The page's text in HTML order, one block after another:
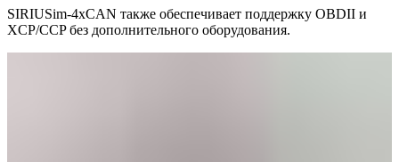
SIRIUSim-4xCAN также обеспечивает поддержку OBDII и
XCP/CCP без дополнительного оборудования.